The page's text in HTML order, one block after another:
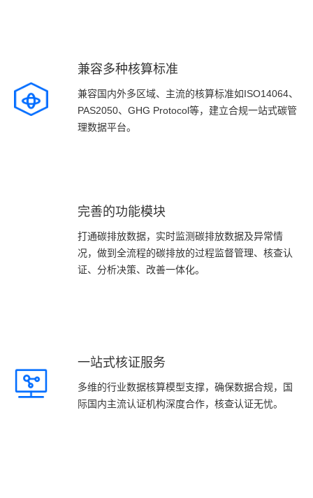
兼容多种核算标准
兼容国内外多区域、主流的核算标准如ISO14064、
PAS2050、GHG Protocol等，建立合规一站式碳管
理数据平台。
完善的功能模块
打通碳排放数据，实时监测碳排放数据及异常情
况，做到全流程的碳排放的过程监督管理、核查认
证、分析决策、改善一体化。
一站式核证服务
多维的行业数据核算模型支撑，确保数据合规，国
际国内主流认证机构深度合作，核查认证无忧。